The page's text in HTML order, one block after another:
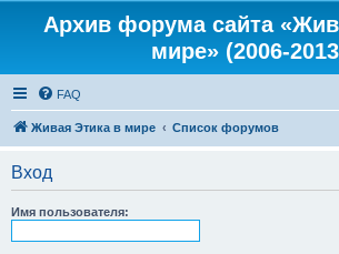
Архив форума сайта
мире» (2006-
FAQ
Живая Этика в мире Список форумов
Вход
Имя пользователя: